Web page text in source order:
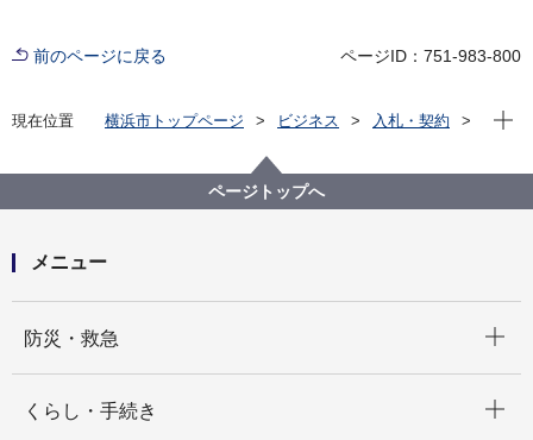
前のページに戻る ページID：751-983-800
現在位置 横浜市トップページ ビジネス
入札・契約
【入札結果】【公募型指名競争⼊札】みんなでつくる
南区プロモーション動画ベース動画等制作委託
現在
ページトップへ
メニュー
防災・救急
くらし・手続き